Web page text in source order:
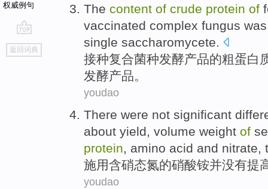
权威例句
go
top
返回词典
The content of crude protein of
vaccinated complex fungus
single saccharomycete
接种复合菌种发酵产品的粗蛋白
发酵产品。
youdao
There were not significant
about yield, volume weight of
protein, amino acid and nitrate,
施用含硝态氮的硝酸铵并没有提
youdao